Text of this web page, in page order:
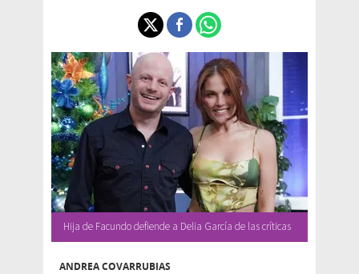
Hija de Facundo defiende a Delia García de las críticas
ANDREA COVARRUBIAS